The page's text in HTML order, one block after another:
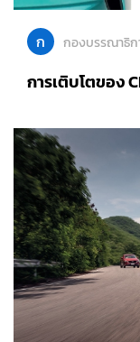
ก กองบรรณาธิก
การเติบโตของ